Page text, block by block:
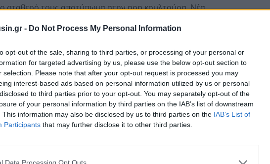
- Do Not Process My Personal Information
opt-out of the sale, sharing to third parties, or processing of your personal or
for targeted advertising by us, please use the below opt-out section to
selection. Please note that after your opt-out request is processed you may
interest-based ads based on personal information utilized by us or personal
to third parties prior to your opt-out. You may separately opt-out of the
of your personal information by third parties on the IAB’s list of downstream
This information may also be disclosed by us to third parties on the IAB’s List of
Participants that may further disclose it to other third parties.
σταθερό τους αποτύπωμα στην pop κουλτούρα. Νέα
συλλεκτικά βινύλια και CD, είναι ήδη διαθέσιμη